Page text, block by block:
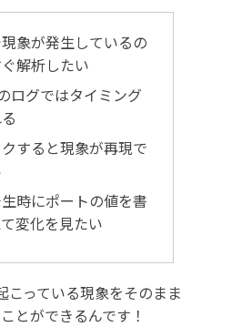
象が発生しているの
解析したい
ログではタイミング
すると現象が再現で
時にポートの値を書
変化を見たい
こっている現象をそのまま
とができるんです！